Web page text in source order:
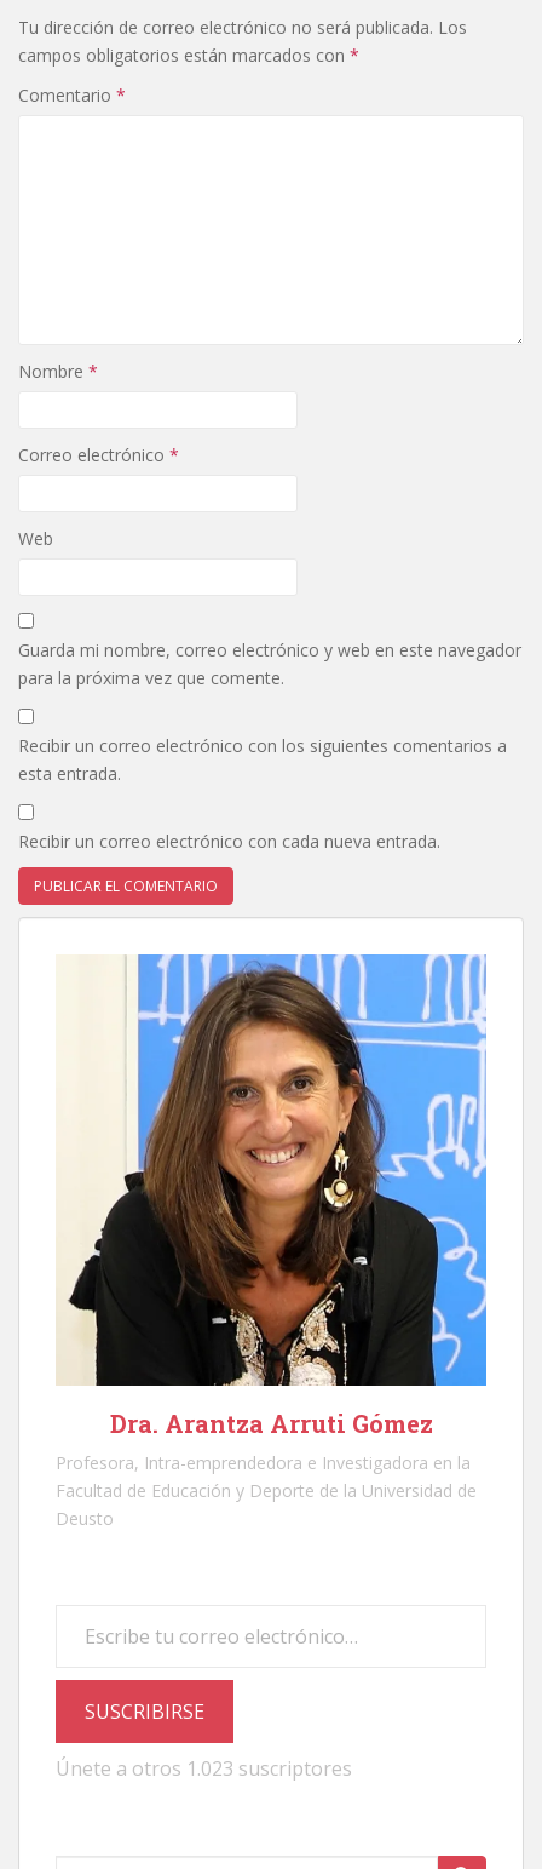
Tu dirección de correo electrónico no será publicada. Los
campos obligatorios están marcados con *
Comentario *
Nombre *
Correo electrónico *
Web
Guarda mi nombre, correo electrónico y web en este navegador
para la próxima vez que comente.
Recibir un correo electrónico con los siguientes comentarios a
esta entrada.
Recibir un correo electrónico con cada nueva entrada.
Dra. Arantza Arruti Gómez
Profesora, Intra-emprendedora e Investigadora en la
Facultad de Educación y Deporte de la Universidad de
Deusto
SUSCRIBIRSE
Únete a otros 1.023 suscriptores